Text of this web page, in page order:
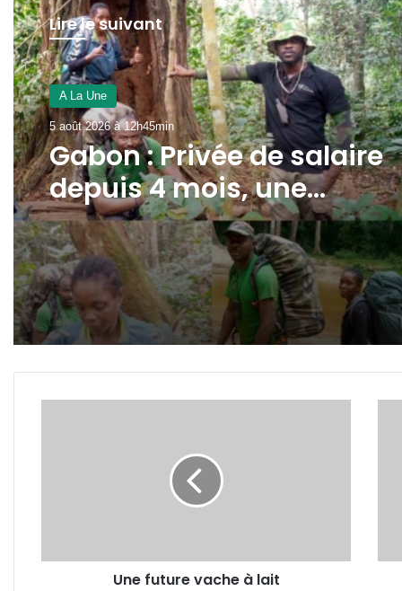
Lire le suivant
A La Une
5 août 2026 à 12h45min
Gabon : Privée de salaire
depuis 4 mois, une
écogarde décède !
Une future vache à lait